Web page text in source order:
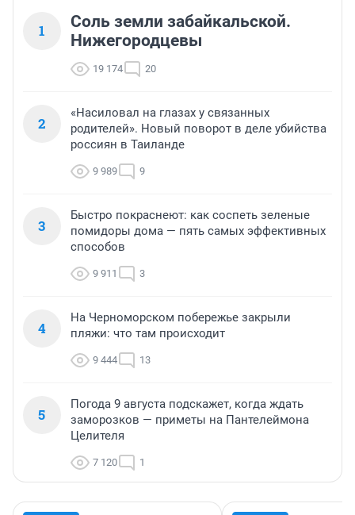
1
Соль земли забайкальской.
Нижегородцевы
19 174 20
2
«Насиловал на глазах у связанных
родителей». Новый поворот в деле убийства
россиян в Таиланде
9 989 9
3
Быстро покраснеют: как соспеть зеленые
помидоры дома — пять самых эффективных
способов
9 911 3
4
На Черноморском побережье закрыли
пляжи: что там происходит
9 444 13
5
Погода 9 августа подскажет, когда ждать
заморозков — приметы на Пантелеймона
Целителя
7 120 1